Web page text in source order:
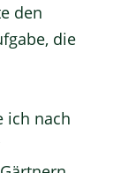
den
die
ich nach